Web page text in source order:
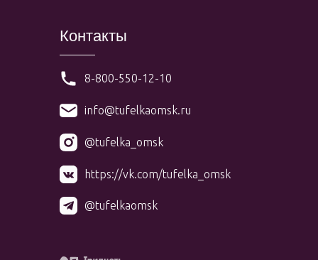
Контакты
@tufelka_omsk
https://vk.com/tufelka_omsk
@tufelkaomsk
8-800-550-12-10
info@tufelkaomsk.ru